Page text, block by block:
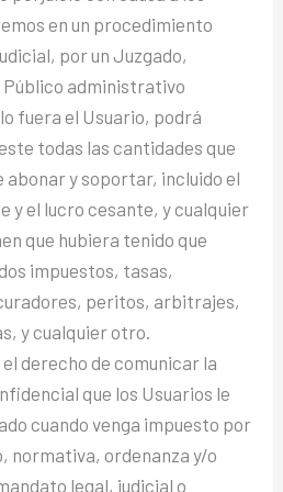
en un procedimiento
por un Juzgado,
Público administrativo
fuera el Usuario, podrá
todas las cantidades que
abonar y soportar, incluido el
y el lucro cesante, y cualquier
que hubiera tenido que
impuestos, tasas,
peritos, arbitrajes,
y cualquier otro.
derecho de comunicar la
que los Usuarios le
cuando venga impuesto por
normativa, ordenanza y/o
legal, judicial o